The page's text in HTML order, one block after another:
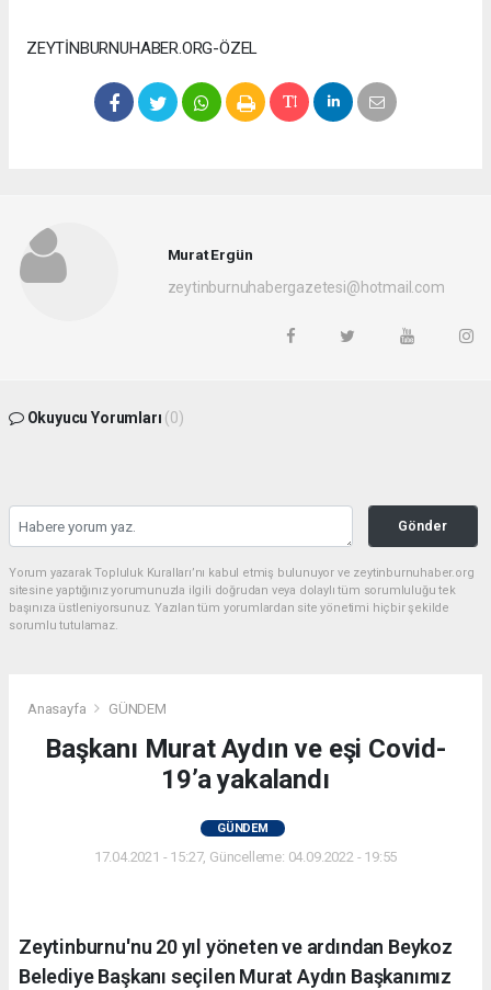
ZEYTİNBURNUHABER.ORG-ÖZEL
Murat Ergün
zeytinburnuhabergazetesi@hotmail.com
Okuyucu Yorumları (0)
Gönder
Yorum yazarak Topluluk Kuralları’nı kabul etmiş bulunuyor ve zeytinburnuhaber.org
sitesine yaptığınız yorumunuzla ilgili doğrudan veya dolaylı tüm sorumluluğu tek
başınıza üstleniyorsunuz. Yazılan tüm yorumlardan site yönetimi hiçbir şekilde
sorumlu tutulamaz.
Anasayfa GÜNDEM
Başkanı Murat Aydın ve eşi Covid-
19’a yakalandı
GÜNDEM
17.04.2021 - 15:27, Güncelleme: 04.09.2022 - 19:55
Zeytinburnu'nu 20 yıl yöneten ve ardından Beykoz
Belediye Başkanı seçilen Murat Aydın Başkanımız